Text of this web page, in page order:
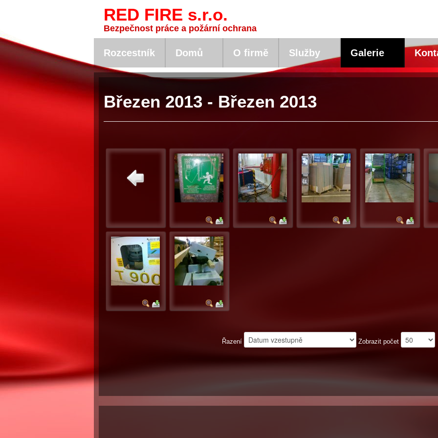
RED FIRE s.r.o.
Bezpečnost práce a požární ochrana
Rozcestník Domů O firmě Služby Galerie
Březen 2013 - Březen 2013
Řazení Zobrazit počet